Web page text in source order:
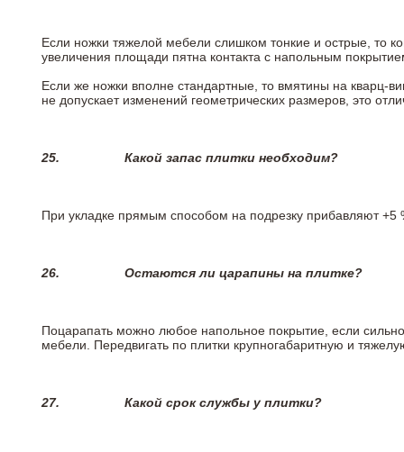
Если ножки тяжелой мебели слишком тонкие и острые, то
увеличения площади пятна контакта с напольным
Если же ножки вполне стандартные, то вмятины на кварц-
не допускает изменений геометрических размеров, это
25. Какой запас плитки необходим?
При укладке прямым способом на подрезку прибавляют +5
26. Остаются ли царапины на плитке?
Поцарапать можно любое напольное покрытие, если
мебели. Передвигать по плитки крупногабаритную и
27. Какой срок службы у плитки?